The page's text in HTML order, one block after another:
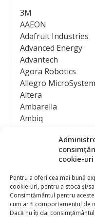
cookie-uri
Pentru a oferi cea mai bună
cookie-uri, pentru a stoca și/
Consimțământul pentru
cum ar fi comportamentul de
Dacă nu îți dai
3M
AAEON
Adafruit Industries
Advanced Energy
Advantech
Agora Robotics
Allegro
Altera
Ambarella
Ambiq
Analog Devices
Anritsu Corporation
Ansys
APS
Arduino
Arm